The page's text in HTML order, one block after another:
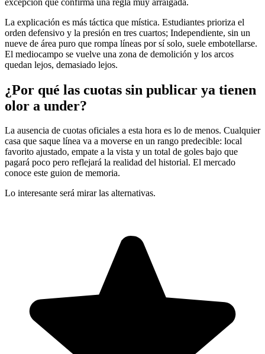
La explicación es más táctica que mística. Estudiantes prioriza el
orden defensivo y la presión en tres cuartos; Independiente, sin un
nueve de área puro que rompa líneas por sí solo, suele embotellarse.
El mediocampo se vuelve una zona de demolición y los arcos
quedan lejos, demasiado lejos.
¿Por qué las cuotas sin publicar ya tienen
olor a under?
La ausencia de cuotas oficiales a esta hora es lo de menos. Cualquier
casa que saque línea va a moverse en un rango predecible: local
favorito ajustado, empate a la vista y un total de goles bajo que
pagará poco pero reflejará la realidad del historial. El mercado
conoce este guion de memoria.
Lo interesante será mirar las alternativas.